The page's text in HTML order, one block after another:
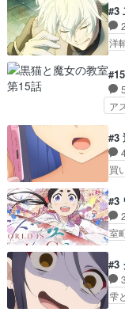
た
確
て
紹
エ
こ
ト
た
と
ョ
#3
洋
が
ア
ゃ
に
え
話
ラ
ア
は
レ
ア
が
払
故
換
#3
買
を
ん
と
に
と
人
由
#3
室
が
た
が
の
#3
雫